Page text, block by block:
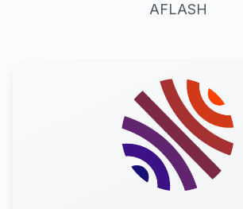
AFLASH